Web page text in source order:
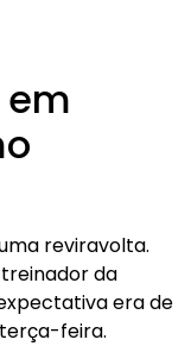
reviravolta.
da
era de
feira.